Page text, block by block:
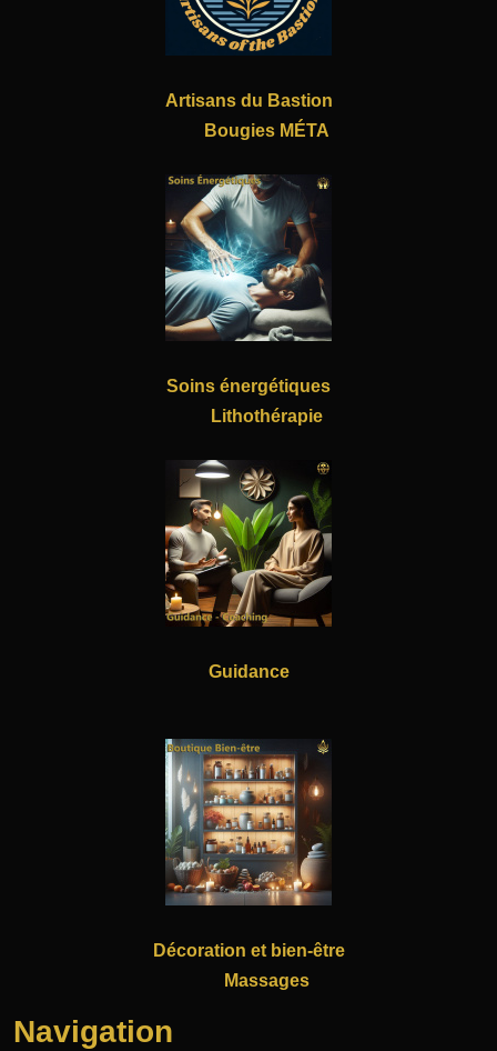
Artisans du Bastion
Bougies MÉTA
Soins énergétiques
Lithothérapie
Guidance
Décoration et bien-être
Massages
Navigation